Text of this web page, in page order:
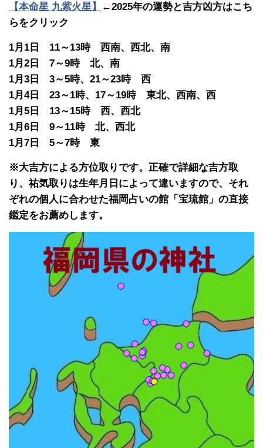
【本命星 九紫火星】
←2025年の運勢と吉方凶方はこち
らをクリック
1月1日 11～13時 西南、西北、南
1月2日 7～9時 北、南
1月3日 3～5時、21～23時 西
1月4日 23～1時、17～19時 東北、西南、西
1月5日 13～15時 西、西北
1月6日 9～11時 北、西北
1月7日 5～7時 東
※大吉方による方位取りです。正確で詳細な吉方取
り、祐気取りは生年月日によって違いますので、それ
ぞれの個人に合わせた福岡占いの館「宝琉館」の直接
鑑定をお薦めします。